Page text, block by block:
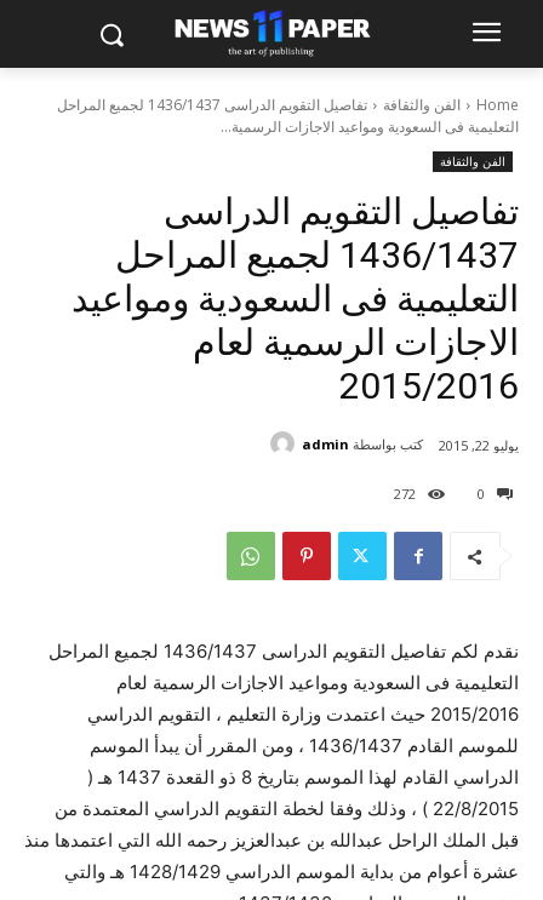
Home الفن والثقافة
تفاصيل التقويم الدراسى 1436/1437 لجميع المراحل
التعليمية فى السعودية ومواعيد الاجازات الرسمية...
الفن والثقافة
تفاصيل التقويم الدراسى
1436/1437 لجميع المراحل
التعليمية فى السعودية ومواعيد
الاجازات الرسمية لعام
2015/2016
0
272
يوليو 22, 2015 كتب بواسطة admin
نقدم لكم تفاصيل التقويم الدراسى 1436/1437 لجميع المراحل
التعليمية فى السعودية ومواعيد الاجازات الرسمية لعام
2015/2016 حيث اعتمدت وزارة التعليم ، التقويم الدراسي
للموسم القادم 1436/1437 ، ومن المقرر أن يبدأ الموسم
الدراسي القادم لهذا الموسم بتاريخ 8 ذو القعدة 1437 هـ (
22/8/2015 ) ، وذلك وفقا لخطة التقويم الدراسي المعتمدة من
قبل الملك الراحل عبدالله بن عبدالعزيز رحمه الله التي اعتمدها منذ
عشرة أعوام من بداية الموسم الدراسي 1428/1429 هـ والتي